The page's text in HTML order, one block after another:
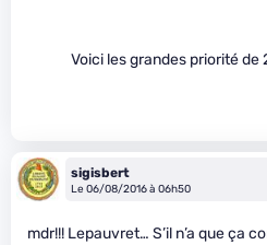
Voici les grandes priorité de
sigisbert
Le 06/08/2016 à 06h50
mdr!!! Lepauvret… S’il n’a que ça